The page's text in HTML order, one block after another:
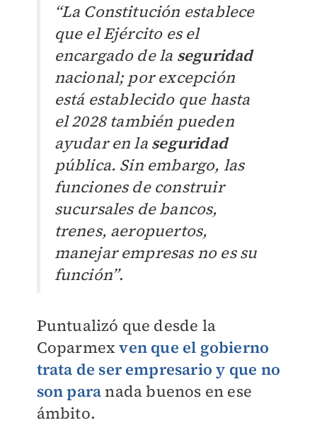
“La Constitución establece
que el Ejército es el
encargado de la seguridad
nacional; por excepción
está establecido que hasta
el 2028 también pueden
ayudar en la seguridad
pública. Sin embargo, las
funciones de construir
sucursales de bancos,
trenes, aeropuertos,
manejar empresas no es su
función”.
Puntualizó que desde la
Coparmexven que el gobierno
trata de ser empresario y que no
son paranada buenos en ese
ámbito.